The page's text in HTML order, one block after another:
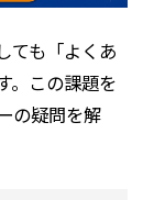
ても「よくあ
。この課題を
の疑問を解